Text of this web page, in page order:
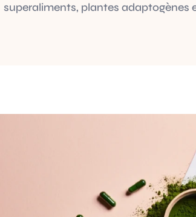
superaliments, plantes